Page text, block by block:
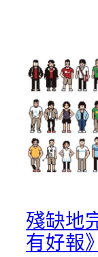
殘缺地
有好報》